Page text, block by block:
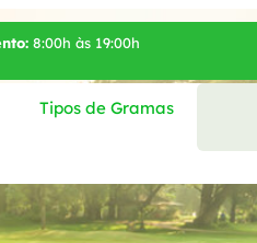
8:00h às 19:00h
Tipos de Gramas